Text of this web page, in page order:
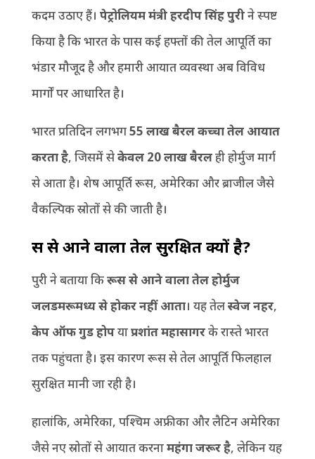
कदम उठाए हैं। पेट्रोलियम मंत्री हरदीप सिंह पुरीने स्पष्ट
किया है कि भारत के पास कई हफ्तों की तेल आपूर्ति का
भंडार मौजूद है और हमारी आयात व्यवस्था अब विविध
मार्गों पर आधारित है।
भारत प्रतिदिन लगभग55 लाख बैरल कच्चा तेल आयात
करता है, जिसमें सेकेवल 20 लाख बैरलही होर्मुज मार्ग
से आता है। शेष आपूर्ति रूस, अमेरिका और ब्राजील जैसे
वैकल्पिक स्रोतों से की जाती है।
रूस से आने वाला तेल सुरक्षित क्यों है?
पुरी ने बताया किरूस से आने वाला तेल होर्मुज
जलडमरूमध्य से होकर नहीं आता। यह तेलस्वेज नहर,
केप ऑफ गुड होपयाप्रशांत महासागरके रास्ते भारत
तक पहुंचता है। इस कारण रूस से तेल आपूर्ति फिलहाल
सुरक्षित मानी जा रही है।
हालांकि, अमेरिका, पश्चिम अफ्रीका और लैटिन अमेरिका
जैसे नए स्रोतों से आयात करनामहंगा जरूर है, लेकिन यह